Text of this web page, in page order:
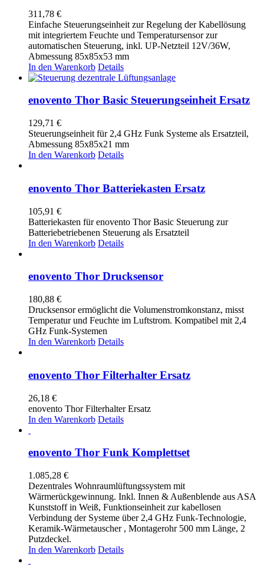
311,78 €
Einfache Steuerungseinheit zur Regelung der Kabellösung
mit integriertem Feuchte und Temperatursensor zur
automatischen Steuerung, inkl. UP-Netzteil 12V/36W,
Abmessung 85x85x53 mm
In den Warenkorb Details
enovento Thor Basic Steuerungseinheit Ersatz
129,71 €
Steuerungseinheit für 2,4 GHz Funk Systeme als Ersatzteil,
Abmessung 85x85x21 mm
In den Warenkorb Details
enovento Thor Batteriekasten Ersatz
105,91 €
Batteriekasten für enovento Thor Basic Steuerung zur
Batteriebetriebenen Steuerung als Ersatzteil
In den Warenkorb Details
enovento Thor Drucksensor
180,88 €
Drucksensor ermöglicht die Volumenstromkonstanz, misst
Temperatur und Feuchte im Luftstrom. Kompatibel mit 2,4
GHz Funk-Systemen
In den Warenkorb Details
enovento Thor Filterhalter Ersatz
26,18 €
enovento Thor Filterhalter Ersatz
In den Warenkorb Details
enovento Thor Funk Komplettset
1.085,28 €
Dezentrales Wohnraumlüftungssystem mit
Wärmerückgewinnung. Inkl. Innen & Außenblende aus ASA
Kunststoff in Weiß, Funktionseinheit zur kabellosen
Verbindung der Systeme über 2,4 GHz Funk-Technologie,
Keramik-Wärmetauscher , Montagerohr 500 mm Länge, 2
Putzdeckel.
In den Warenkorb Details